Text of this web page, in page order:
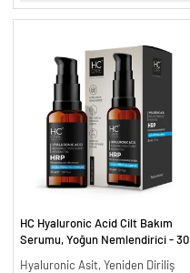
HC Hyaluronic Acid Cilt Bakım
Serumu, Yoğun Nemlendirici - 30
Hyaluronic Asit, Yeniden Diriliş